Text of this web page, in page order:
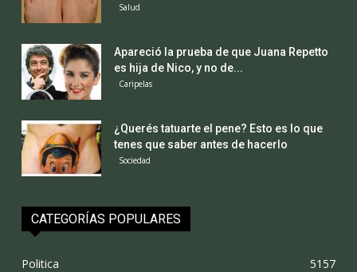
Salud
Apareció la prueba de que Juana Repetto
es hija de Nico, y no de...
Caripelas
¿Querés tatuarte el pene? Esto es lo que
tenes que saber antes de hacerlo
Sociedad
CATEGORÍAS POPULARES
Politica
5157